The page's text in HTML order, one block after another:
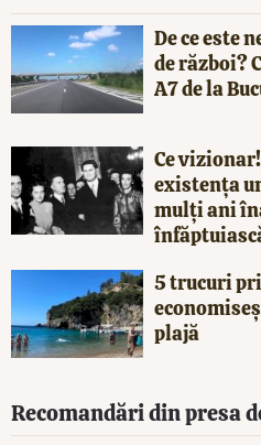
De ce este
de război?
A7 de la
Ce
existența
mulți ani
5 trucuri
plajă
Recomandări din presa